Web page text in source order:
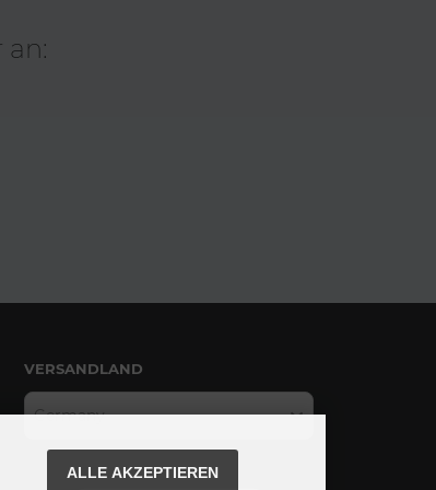
VERSANDLAND
Germany
ALLE AKZEPTIEREN